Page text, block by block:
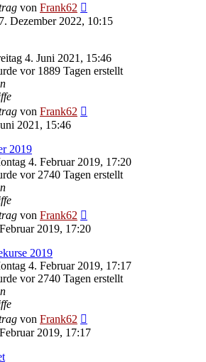
von Frank62
Dezember 2022, 10:15
4. Juni 2021, 15:46
vor 1889 Tagen erstellt
von Frank62
2021, 15:46
2019
4. Februar 2019, 17:20
vor 2740 Tagen erstellt
von Frank62
2019, 17:20
2019
4. Februar 2019, 17:17
vor 2740 Tagen erstellt
von Frank62
2019, 17:17